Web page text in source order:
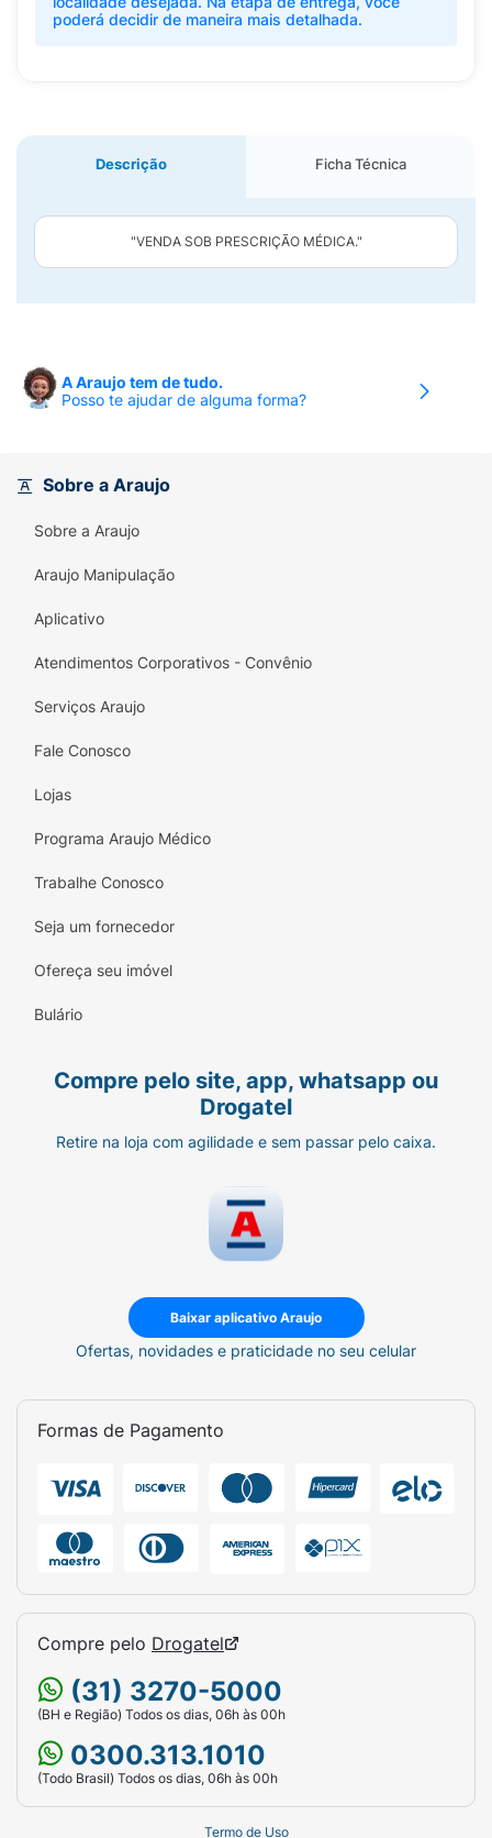
poderá decidir de maneira mais detalhada.
Descrição Ficha Técnica
"VENDA SOB PRESCRIÇÃO MÉDICA."
A Araujo tem de tudo.
Posso te ajudar de alguma forma?
Sobre a Araujo
Sobre a Araujo
Araujo Manipulação
Aplicativo
Atendimentos Corporativos - Convênio
Serviços Araujo
Fale Conosco
Lojas
Programa Araujo Médico
Trabalhe Conosco
Seja um fornecedor
Ofereça seu imóvel
Bulário
Compre pelo site, app, whatsapp ou
Drogatel
Retire na loja com agilidade e sem passar pelo caixa.
Baixar aplicativo Araujo
Ofertas, novidades e praticidade no seu celular
Formas de Pagamento
Compre pelo Drogatel
(31) 3270-5000
(BH e Região) Todos os dias, 06h às 00h
0300.313.1010
(Todo Brasil) Todos os dias, 06h às 00h
Termo de Uso